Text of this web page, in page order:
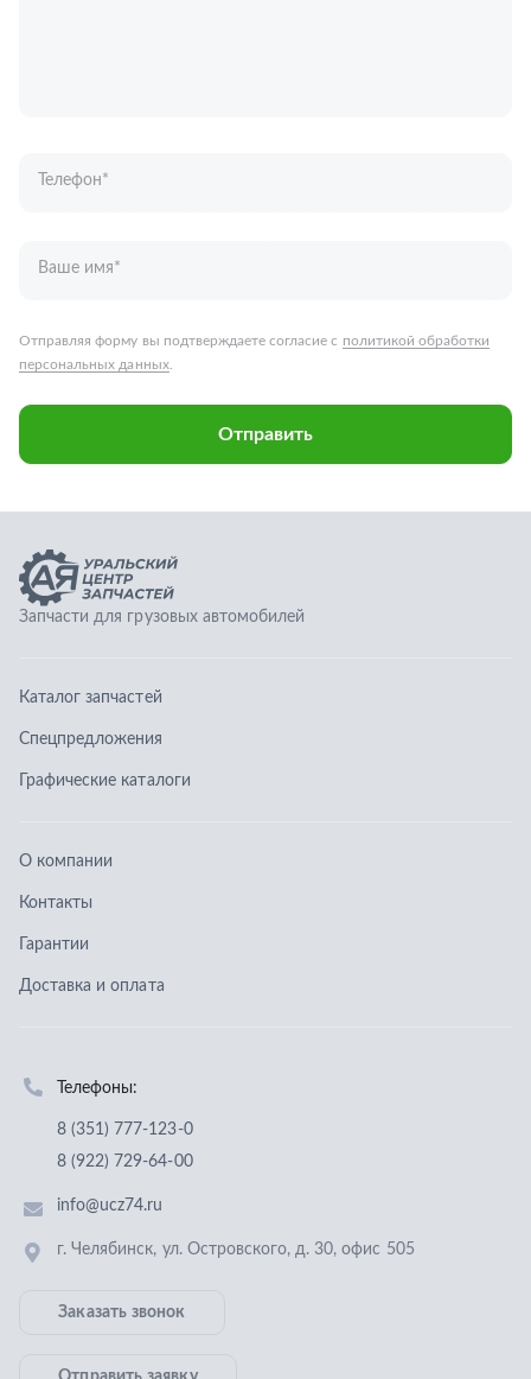
Запчасти для грузовых автомобилей
Каталог запчастей
Спецпредложения
О компании
Контакты
Доставка и оплата
Отправить заявку
Политика конфиденциальности
Разработка - ALGUS